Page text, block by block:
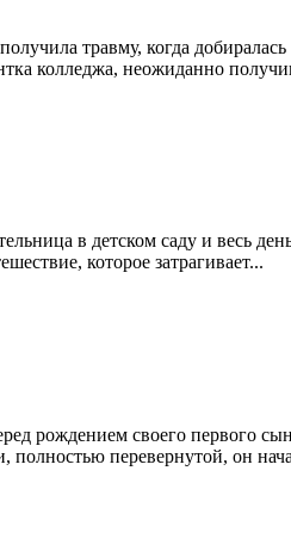
травму, когда
колледжа, неожиданно
в детском саду и весь
которое затрагивает...
рождением своего первого
полностью перевернутой, он